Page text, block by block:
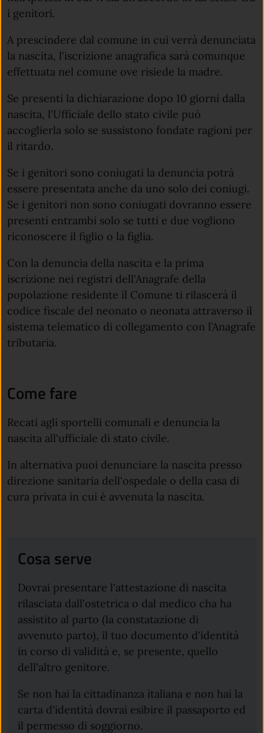
i genitori.
A prescindere dal comune in cui verrà denunciata
la nascita, l'iscrizione anagrafica sarà comunque
effettuata nel comune ove risiede la madre.
Se presenti la dichiarazione dopo 10 giorni dalla
nascita, l'Ufficiale dello stato civile può
accoglierla solo se sussistono fondate ragioni per
il ritardo.
Se i genitori sono coniugati la denuncia potrà
essere presentata anche da uno solo dei coniugi.
Se i genitori non sono coniugati dovranno essere
presenti entrambi solo se tutti e due vogliono
riconoscere il figlio o la figlia.
Con la denuncia della nascita e la prima
iscrizione nei registri dell'Anagrafe della
popolazione residente il Comune ti rilascerà il
codice fiscale del neonato o neonata attraverso il
sistema telematico di collegamento con l’Anagrafe
tributaria.
Come fare
Recati agli sportelli comunali e denuncia la
nascita all'ufficiale di stato civile.
In alternativa puoi denunciare la nascita presso
direzione sanitaria dell'ospedale o della casa di
cura privata in cui è avvenuta la nascita.
Cosa serve
Dovrai presentare l'attestazione di nascita
rilasciata dall'ostetrica o dal medico cha ha
assistito al parto (la constatazione di
avvenuto parto), il tuo documento d'identità
in corso di validità e, se presente, quello
dell'altro genitore.
Se non hai la cittadinanza italiana e non hai la
carta d'identità dovrai esibire il passaporto ed
il permesso di soggiorno.